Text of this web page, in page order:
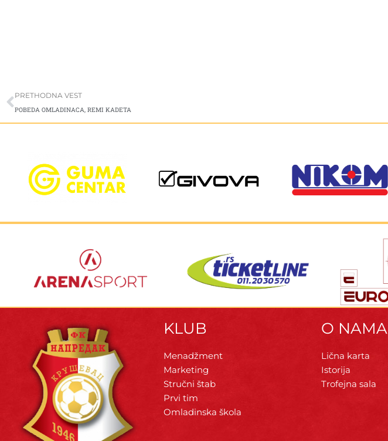
Prev
PRETHODNA VEST
POBEDA OMLADINACA, REMI KADETA
KLUB
Menadžment
Marketing
Stručni štab
Prvi tim
Omladinska škola
O NAMA
Lična karta
Istorija
Trofejna sala